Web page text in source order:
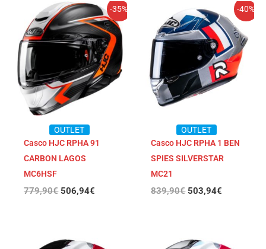
-35%
OUTLET
Casco HJC RPHA 91
CARBON LAGOS
MC6HSF
779,90€
El
precio
original
era:
779,90€.
506,94€
El
precio
actual
es:
506,94€.
-40%
OUTLET
Casco HJC RPHA 1 BEN
SPIES SILVERSTAR
MC21
839,90€
precio
original
era:
839,90€.
503,94€
precio
actual
es:
503,94€.